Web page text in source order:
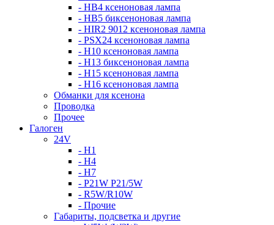
- HB4 ксеноновая лампа
- HB5 биксеноновая лампа
- HIR2 9012 ксеноновая лампа
- PSX24 ксеноновая лампа
- H10 ксеноновая лампа
- H13 биксеноновая лампа
- H15 ксеноновая лампа
- H16 ксеноновая лампа
Обманки для ксенона
Проводка
Прочее
Галоген
24V
- H1
- H4
- H7
- P21W P21/5W
- R5W/R10W
- Прочие
Габариты, подсветка и другие